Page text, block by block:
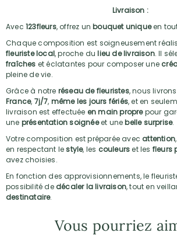
Livraison :
Avec 123fleurs, offrez unbouquet uniqueen
Chaque composition est soigneusement
fleuriste local, proche dulieu de livraison. Il
fraîches et éclatantes pour composer une
pleine de vie.
Grâce à notre réseau de fleuristes, nous livrons
France, 7j/7, même les jours fériés, et en
livraison est effectuée en main proprepour
une présentation soignéeet unebelle surprise.
Votre composition est préparée avec attention
en respectant lestyle, les couleurset les fleurs
avez choisies.
En fonction des approvisionnements, le
possibilité de décaler la livraison, tout en
destinataire.
Vous pourriez